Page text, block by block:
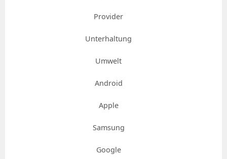
Provider
Unterhaltung
Umwelt
Android
Apple
Samsung
Google